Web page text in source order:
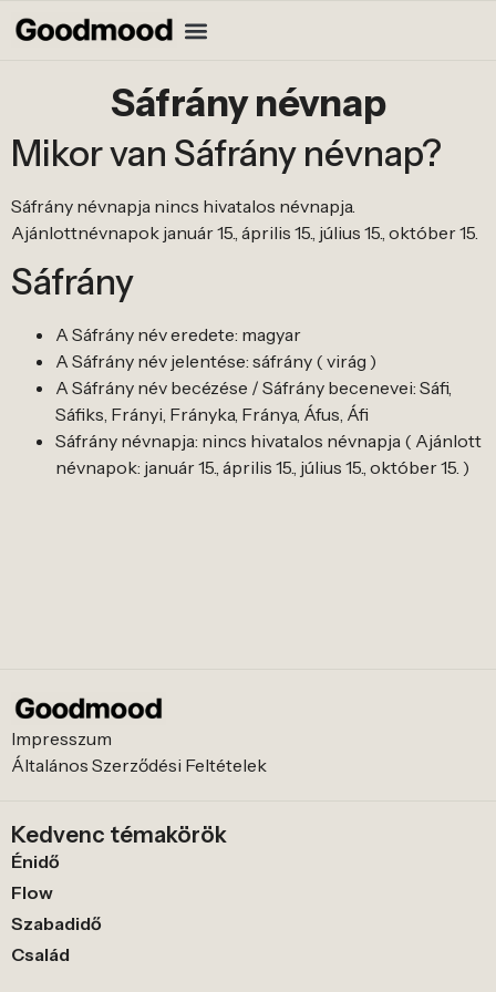
Sáfrány névnap
Mikor van Sáfrány névnap?
Sáfrány névnapja nincs hivatalos névnapja.
Ajánlottnévnapok január 15., április 15., július 15., október 15.
Sáfrány
A Sáfrány név eredete: magyar
A Sáfrány név jelentése: sáfrány ( virág )
A Sáfrány név becézése / Sáfrány becenevei: Sáfi,
Sáfiks, Frányi, Frányka, Fránya, Áfus, Áfi
Sáfrány névnapja: nincs hivatalos névnapja ( Ajánlott
névnapok: január 15., április 15., július 15., október 15. )
Impresszum
Általános Szerződési Feltételek
Kedvenc témakörök
Énidő
Flow
Szabadidő
Család